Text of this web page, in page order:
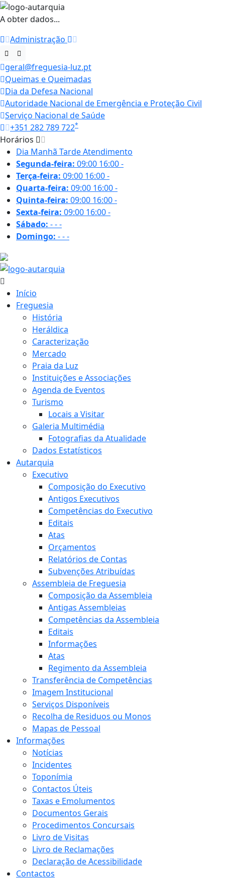
A obter dados...
Administração
geral@freguesia-luz.pt
Queimas e Queimadas
Dia da Defesa Nacional
Autoridade Nacional de Emergência e Proteção Civil
Serviço Nacional de Saúde
+351 282 789 722*
Horários
Dia Manhã TardeAtendimento
Segunda-feira: 09:00 16:00-
Terça-feira: 09:00 16:00-
Quarta-feira: 09:00 16:00-
Quinta-feira: 09:00 16:00-
Sexta-feira: 09:00 16:00-
Sábado: ---
Domingo: ---
Início
Freguesia
História
Heráldica
Caracterização
Mercado
Praia da Luz
Instituições e Associações
Agenda de Eventos
Turismo
Locais a Visitar
Galeria Multimédia
Fotografias da Atualidade
Dados Estatísticos
Autarquia
Executivo
Composição do Executivo
Antigos Executivos
Competências do Executivo
Editais
Atas
Orçamentos
Relatórios de Contas
Subvenções Atribuídas
Assembleia de Freguesia
Composição da Assembleia
Antigas Assembleias
Competências da Assembleia
Editais
Informações
Atas
Regimento da Assembleia
Transferência de Competências
Imagem Institucional
Serviços Disponíveis
Recolha de Residuos ou Monos
Mapas de Pessoal
Informações
Notícias
Incidentes
Toponímia
Contactos Úteis
Taxas e Emolumentos
Documentos Gerais
Procedimentos Concursais
Livro de Visitas
Livro de Reclamações
Declaração de Acessibilidade
Contactos